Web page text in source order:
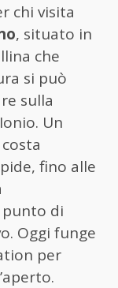
chi visita
, situato in
che
si può
sulla
Un
fino alle
di
Oggi funge
per